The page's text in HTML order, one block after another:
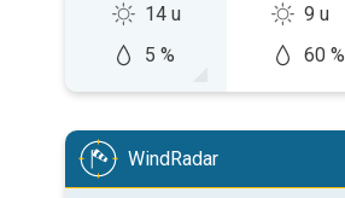
14 u
5 %
9 u
60 %
WindRadar